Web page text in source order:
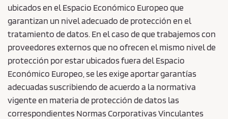
ubicados en el Espacio Económico Europeo que
garantizan un nivel adecuado de protección en el
tratamiento de datos. En el caso de que trabajemos con
proveedores externos que no ofrecen el mismo nivel de
protección por estar ubicados fuera del Espacio
Económico Europeo, se les exige aportar garantías
adecuadas suscribiendo de acuerdo a la normativa
vigente en materia de protección de datos las
correspondientes Normas Corporativas Vinculantes